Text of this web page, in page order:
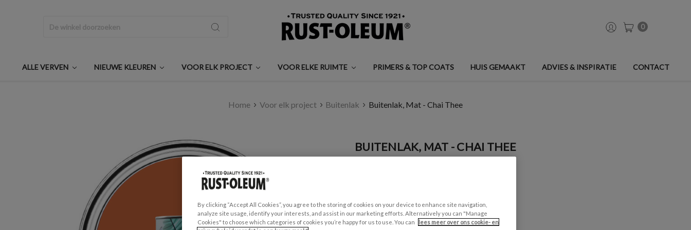
0
ALLE VERVEN NIEUWE KLEUREN VOOR ELK PROJECT VOOR ELKE RUIMTE PRIMERS & TOP COATS HUIS GEMAAKT ADVIES & INSPIRATIE CONTACT
Home Voor elk project Buitenlak Buitenlak, Mat - Chai Thee
BUITENLAK, MAT - CHAI THEE
GESCHIKT VOOR:
Tuinmeubels en schuttingen
By clicking “Accept All Cookies”, you agree to the storing of cookies on your device to enhance site navigation,
analyze site usage, identify your interests, and assist in our marketing efforts. Alternatively you can "Manage
Cookies" to choose which categories of cookies you’re happy for us to use. You can
lees meer over ons cookie- en